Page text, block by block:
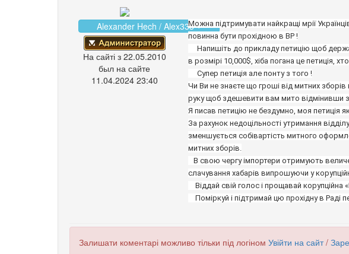
Alexander Hech / Alex333
На сайті з 22.05.2010
был на сайте
11.04.2024 23:40
Можна підтримувати найкращі мрії
повинна бути прохідною в ВР !
в розмірі 10,000$, хіба погана це петиція,
Чи Ви не знаєте що гроші від митних
руку щоб здешевити вам мито відмінивши
Я писав петицію не бездумно, моя петиція
За рахунок недоцільності утримання
зменшується собівартість митного
митних зборів.
слачування хабарів випрошуючи у
Поміркуй і підтримай цю прохідну в Раді
Залишати коментарі можливо тільки під логіном Увійти на сайт/